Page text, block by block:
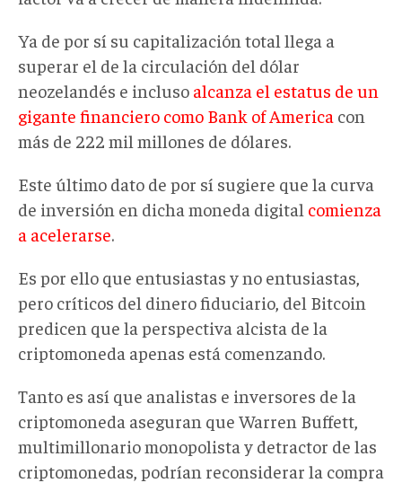
Ya de por sí su capitalización total llega a
superar el de la circulación del dólar
neozelandés e incluso alcanza el estatus de un
gigante financiero como Bank of America con
más de 222 mil millones de dólares.
Este último dato de por sí sugiere que la curva
de inversión en dicha moneda digital comienza
a acelerarse.
Es por ello que entusiastas y no entusiastas,
pero críticos del dinero fiduciario, del Bitcoin
predicen que la perspectiva alcista de la
criptomoneda apenas está comenzando.
Tanto es así que analistas e inversores de la
criptomoneda aseguran que Warren Buffett,
multimillonario monopolista y detractor de las
criptomonedas, podrían reconsiderar la compra